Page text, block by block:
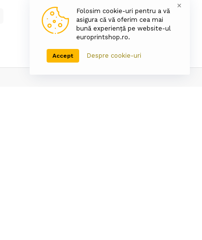
Folosim cookie-uri pentru a vă
asigura că vă oferim cea mai
bună experiență pe website-ul
europrintshop.ro.
Accept Despre cookie-uri
×